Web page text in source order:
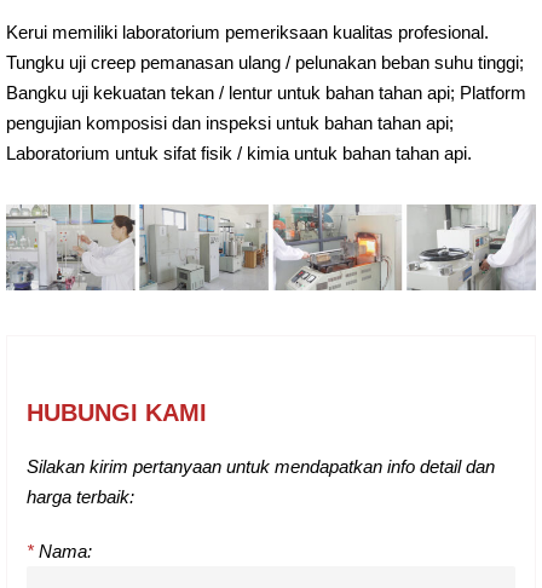
Kerui memiliki laboratorium pemeriksaan kualitas profesional.
Tungku uji creep pemanasan ulang / pelunakan beban suhu tinggi;
Bangku uji kekuatan tekan / lentur untuk bahan tahan api; Platform
pengujian komposisi dan inspeksi untuk bahan tahan api;
Laboratorium untuk sifat fisik / kimia untuk bahan tahan api.
HUBUNGI KAMI
Silakan kirim pertanyaan untuk mendapatkan info detail dan
harga terbaik:
* Nama: